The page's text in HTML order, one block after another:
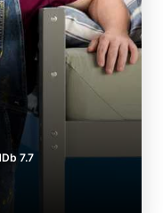
7.7